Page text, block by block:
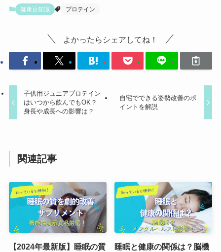
健康豆知識 プロテイン
よかったらシェアしてね！
子供用ジュニアプロテイン
はいつから飲んでもOK？
身長や成長への影響は？
自宅でできる姿勢改善のポ
イントを解説
関連記事
【2024年最新版】睡眠の質
睡眠と健康の関係は？脳機